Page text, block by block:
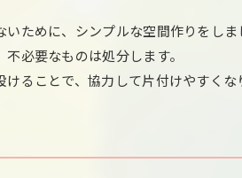
ために、シンプルな空間作りをしま
必要なものは処分します。
ることで、協力して片付けやすくな